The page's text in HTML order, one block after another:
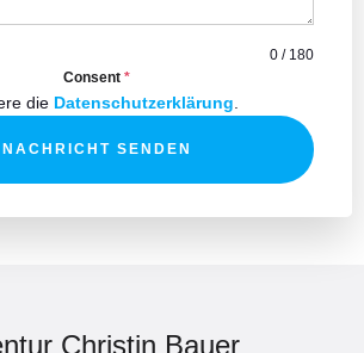
0 / 180
Consent *
die Datenschutzerklärung
NACHRICHT SENDEN
Christin Bauer